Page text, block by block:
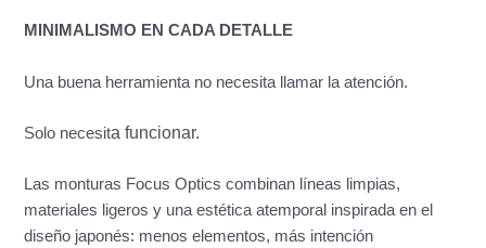
MINIMALISMO EN CADA DETALLE
Una buena herramienta no necesita llamar la atención.
Solo necesita funcionar.
Las monturas Focus Optics combinan líneas limpias,
materiales ligeros y una estética atemporal inspirada en el
diseño japonés: menos elementos, más intención